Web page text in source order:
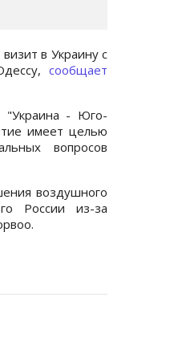
в Украину с
сообщает
"Украина - Юго-
имеет целью
вопросов
воздушного
России из-за